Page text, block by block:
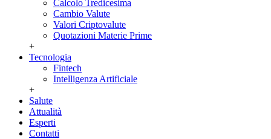
Calcolo Tredicesima
Cambio Valute
Valori Criptovalute
Quotazioni Materie Prime
+
Tecnologia
Fintech
Intelligenza Artificiale
+
Salute
Attualità
Esperti
Contatti